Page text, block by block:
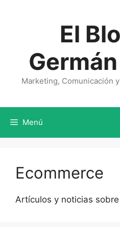
El
Marketing, Comunicación
Menú
Ecommerce
Artículos y noticias